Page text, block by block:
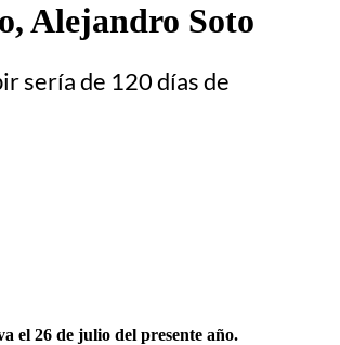
Alejandro Soto
sería de 120 días de
el 26 de julio del presente año.